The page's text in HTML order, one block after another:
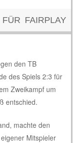
FAIRPLAY
den TB
des Spiels 2:3 für
Zweikampf um
entschied.
machte den
Mitspieler